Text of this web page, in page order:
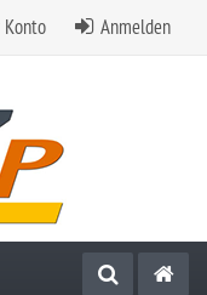
Konto Anmelden